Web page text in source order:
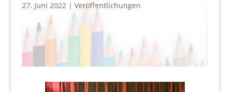
27. Juni 2022 Veröffentlichungen